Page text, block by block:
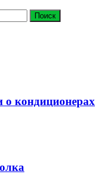
кондиционерах